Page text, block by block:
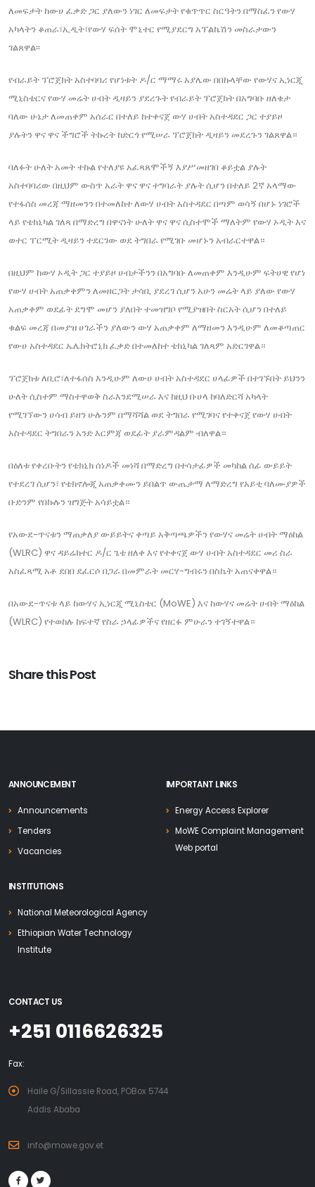
ለመፍታት ከውሀ ፈቃድ ጋር ያለውን ነገር ለመፍታት የቁጥጥር ስርዓትን በማስፈን የውሃ
አካላትን ቆጠራ፣ኢዲት፣የውሃ ፍሰት ሞኒተር የሚያደርግ አፕልኬሽን መስራታውን
ገልጸዋል፡፡
የብራይት ፕሮጀክት አስተባባሪ የሆነቱት ዶ/ር ማማሩ አያሌው በበኩላቸው የውሃና ኢነርጂ
ሚኒስቴርና የውሃ መሬት ሀብት ዲዛይን ያደረጉት የብራይት ፕሮጀክት በአግባቡ ዘለቄታ
ባለው ሁኔታ ለመጠቀም አሰራር በተለይ ከተቀናጀ ውሃ ሀብት አስተዳደር ጋር ተያይዞ
ያሉትን ዋና ዋና ችግሮች ትኩረት ከድርጎ የሚሠራ ፕሮጀክት ዲዛይን መደረጉን ገልጸዋል።
ባለፉት ሁለት አመት ተኩል የተለያዩ አፈጻጸሞችኝ እያሥመዘገበ ቆይቷል ያሉት
አስተባባሪው በዚህም ውስጥ አራት ዋና ዋና ተግባራት ያሉት ሲሆን በተለይ 2ኛ አላማው
የተፋሰስ መረጃ ማዘመንን በተመለከተ ለውሃ ሀብት አስተዳደር በጣም ወሳኝ በሆኑ ነገሮች
ላይ የቴክኒካል ገለጻ በማድረግ በዋናነት ሁለት ዋና ዋና ሲስተሞች ማለትም የውሃ ኦዲት እና
ወተር ፐርሚት ዲዛይን ተደርገው ወደ ትግበራ የሚገቡ መሆኑን አብራርተዋል።
በዚህም ከውሃ ኦዲት ጋር ተያይዞ ሀብታችንን በአግባቡ ለመጠቀም እንዲሁም ፍትሀዊ የሆነ
የውሃ ሀብት አጠቃቀምን ለመዘርጋት ታሳቢ ያደረገ ሲሆን አሁን መሬት ላይ ያለው የውሃ
አጠቃቀም ወደፊት ደግሞ መሆን ያለበት ተመዝግቦ የሚያዝበት ስርአት ሲሆን በተለይ
ቁልፍ መረጃ በመያዝ ሀገራችን ያለውን ውሃ አጠቃቀም ለማዘመን እንዲሁም ለመቆጣጠር
የውሀ አስተዳደር ኤሌክትሮኒክ ፈቃድ በተመለከተ ቴክኒካል ገለጻም አድርገዋል።
ፕሮጀክቱ ለቢሮ፣ለተፋሰስ እንዲሁም ለውሀ ሀብት አስተዳደር ሀላፊዎች በተገኙበት ይህንን
ሁለት ሲስተም ማስተዋወቅ ስራእንደሚሠራ እና ከዚህ ቡሀላ ከባለድርሻ አካላት
የሚገኘውን ሀሳብ ይዘን ሁሉንም በማሻሻል ወደ ትግበራ የሚገባና የተቀናጀ የውሃ ሀብት
አስተዳደር ትግበራን አንድ እርምጃ ወደፊት ያራምዳልም ብለዋል።
በዕለቱ የቀረቡትን የቴክኒክ ሰነዶች መነሻ በማድረግ በተሳታፊዎች መካከል ሰፊ ውይይት
የተደረገ ሲሆን፣ የቴክኖሎጂ አጠቃቀሙን ይበልጥ ውጤታማ ለማድረግ የአይቲ ባለሙያዎች
ቡድንም የበኩሉን ዝግጅት አሳይቷል።
የአውደ-ጥናቱን ማጠቃለያ ውይይትና ቀጣይ አቅጣጫዎችን የውሃና መሬት ሀብት ማዕከል
(WLRC) ዋና ዳይሬክተር ዶ/ር ጌቴ ዘለቀ እና የተቀናጀ ውሃ ሀብት አስተዳደር መሪ ስራ
አስፈጻሚ አቶ ደበበ ደፈርሶ በጋራ በመምራት መርሃ-ግብሩን በስኬት አጠናቀዋል።
በአውደ-ጥናቱ ላይ ከውሃና ኢነርጂ ሚኒስቴር (MoWE) እና ከውሃና መሬት ሀብት ማዕከል
(WLRC) የተወከሉ ከፍተኛ የስራ ኃላፊዎችና የዘርፉ ምሁራን ተገኝተዋል።
Share this Post
ANNOUNCEMENT
Announcements
Tenders
Vacancies
IMPORTANT LINKS
Energy Access Explorer
MoWE Complaint Management
Web portal
INSTITUTIONS
National Meteorological Agency
Ethiopian Water Technology
Institute
CONTACT US
+251 0116626325
Fax:
Haile G/Sillassie Road, POBox 5744
Addis Ababa
info@mowe.gov.et